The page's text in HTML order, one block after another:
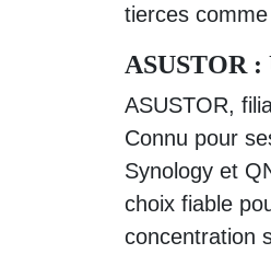
tierces
ASUSTOR :
ASUSTOR,
Connu pour
Synology et
choix fiable
concentration